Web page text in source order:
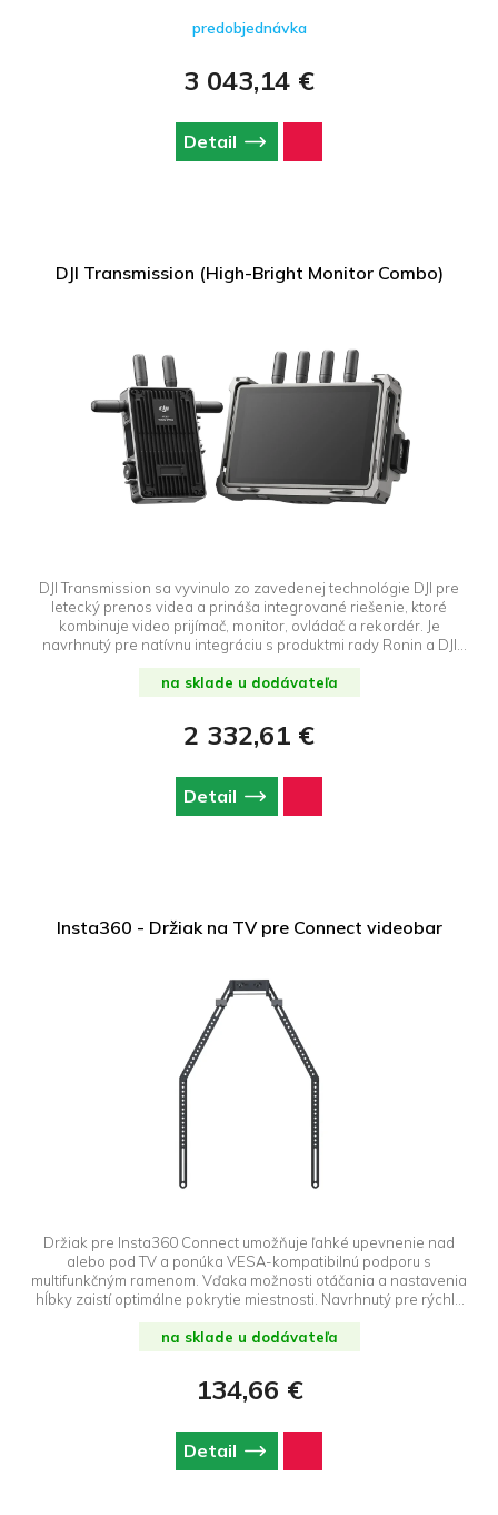
predobjednávka
3 043,14 €
Detail
DJI Transmission (High-Bright Monitor Combo)
DJI Transmission sa vyvinulo zo zavedenej technológie DJI pre
letecký prenos videa a prináša integrované riešenie, ktoré
kombinuje video prijímač, monitor, ovládač a rekordér. Je
navrhnutý pre natívnu integráciu s produktmi rady Ronin a DJI
vízie bez hraníc, premieňa celé svoje odvetvie.
na sklade u dodávateľa
2 332,61 €
Detail
Insta360 - Držiak na TV pre Connect videobar
Držiak pre Insta360 Connect umožňuje ľahké upevnenie nad
alebo pod TV a ponúka VESA-kompatibilnú podporu s
multifunkčným ramenom. Vďaka možnosti otáčania a nastavenia
hĺbky zaistí optimálne pokrytie miestnosti. Navrhnutý pre rýchlu
na sklade u dodávateľa
134,66 €
Detail